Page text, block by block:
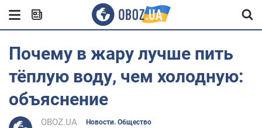
Почему в жару лучше пить
тёплую воду, чем холодную:
объяснение
OBOZ.UA Новости. Общество